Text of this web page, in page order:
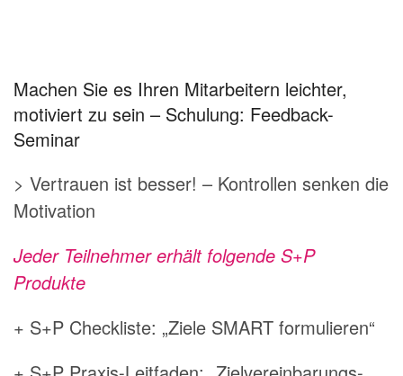
Machen Sie es Ihren Mitarbeitern leichter,
motiviert zu sein – Schulung: Feedback-
Seminar
> Vertrauen ist besser! – Kontrollen senken die
Motivation
Jeder Teilnehmer erhält folgende S+P
Produkte
+ S+P Checkliste: „Ziele SMART formulieren“